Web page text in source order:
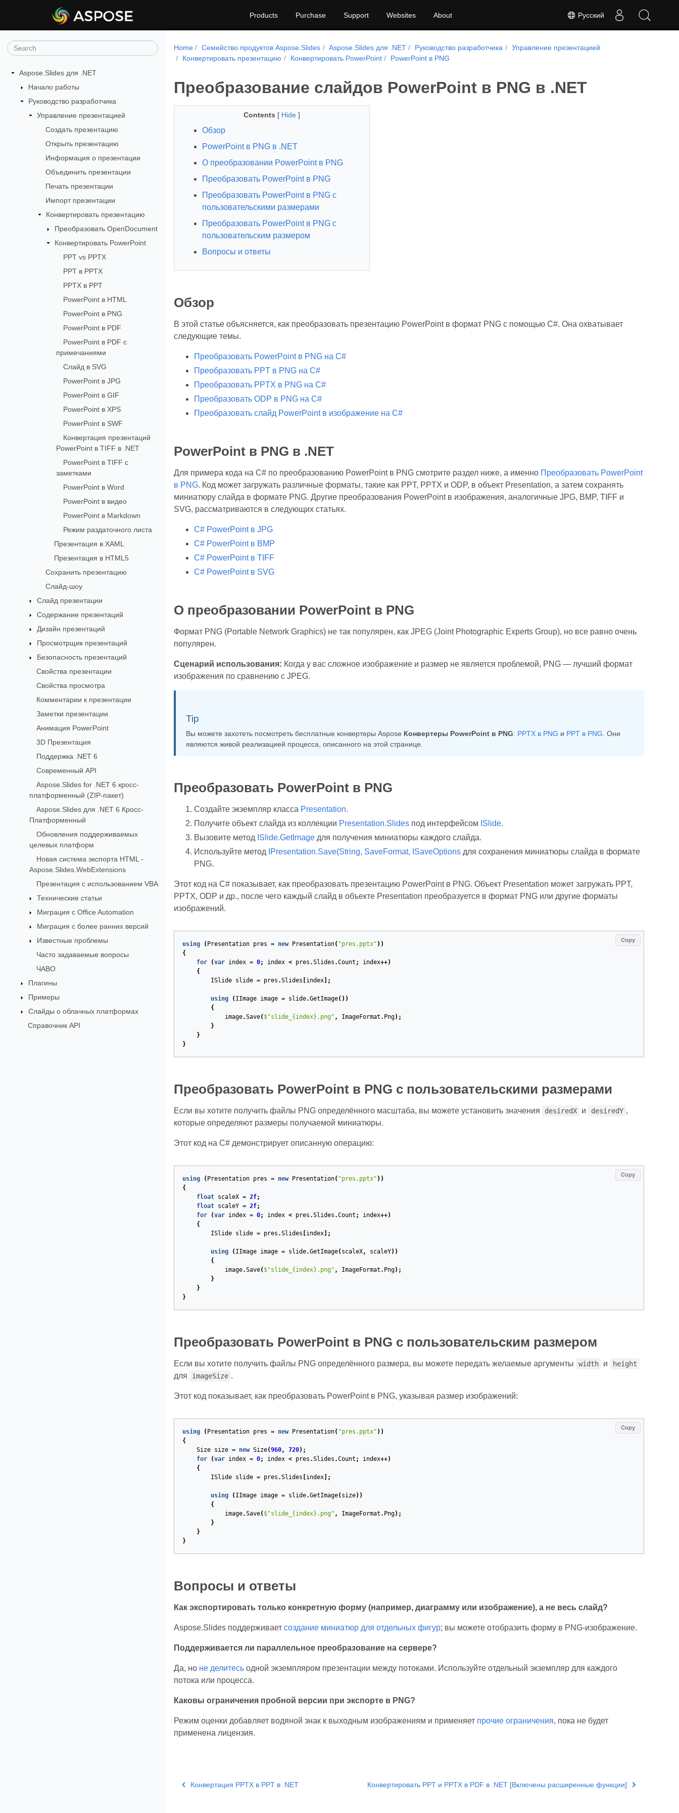
Русский
Products Purchase Support Websites About
Aspose.Slides для .NET
Начало работы
Руководство разработчика
Управление презентацией
Создать презентацию
Открыть презентацию
Информация о презентации
Объединить презентации
Печать презентации
Импорт презентации
Конвертировать презентацию
Преобразовать OpenDocument
Конвертировать PowerPoint
PPT vs PPTX
PPT в PPTX
PPTX в PPT
PowerPoint в HTML
PowerPoint в PNG
PowerPoint в PDF
PowerPoint в PDF с
примечаниями
Слайд в SVG
PowerPoint в JPG
PowerPoint в GIF
PowerPoint в XPS
PowerPoint в SWF
Конвертация презентаций
PowerPoint в TIFF в .NET
PowerPoint в TIFF с
заметками
PowerPoint в Word
PowerPoint в видео
PowerPoint в Markdown
Режим раздаточного листа
Презентация в XAML
Презентация в HTML5
Сохранить презентацию
Слайд-шоу
Слайд презентации
Содержание презентаций
Дизайн презентаций
Просмотрщик презентаций
Безопасность презентаций
Свойства презентации
Свойства просмотра
Комментарии к презентации
Заметки презентации
Анимация PowerPoint
3D Презентация
Поддержка .NET 6
Современный API
Aspose.Slides for .NET 6 кросс-
платформенный (ZIP-пакет)
Aspose.Slides для .NET 6 Кросс-
Платформенный
Обновления поддерживаемых
целевых платформ
Новая система экспорта HTML -
Aspose.Slides.WebExtensions
Презентация с использованием VBA
Технические статьи
Миграция с Office Automation
Миграция с более ранних версий
Известные проблемы
Часто задаваемые вопросы
ЧАВО
Плагины
Примеры
Слайды о облачных платформах
Справочник API
Home Семейство продуктов Aspose.Slides Aspose.Slides для .NET Руководство разработчика
Управление презентацией
Конвертировать презентацию
Конвертировать PowerPoint PowerPoint в PNG
Преобразование слайдов PowerPoint в PNG в .NET
Contents [ Hide ]
Обзор
PowerPoint в PNG в .NET
О преобразовании PowerPoint в PNG
Преобразовать PowerPoint в PNG
Преобразовать PowerPoint в PNG с
пользовательскими размерами
Преобразовать PowerPoint в PNG с
пользовательским размером
Вопросы и ответы
Обзор
В этой статье объясняется, как преобразовать презентацию PowerPoint в формат PNG с помощью C#. Она охватывает
следующие темы.
Преобразовать PowerPoint в PNG на C#
Преобразовать PPT в PNG на C#
Преобразовать PPTX в PNG на C#
Преобразовать ODP в PNG на C#
Преобразовать слайд PowerPoint в изображение на C#
PowerPoint в PNG в .NET
Для примера кода на C# по преобразованию PowerPoint в PNG смотрите раздел ниже, а именно Преобразовать PowerPoint
в PNG. Код может загружать различные форматы, такие как PPT, PPTX и ODP, в объект Presentation, а затем сохранять
миниатюру слайда в формате PNG. Другие преобразования PowerPoint в изображения, аналогичные JPG, BMP, TIFF и
SVG, рассматриваются в следующих статьях.
C# PowerPoint в JPG
C# PowerPoint в BMP
C# PowerPoint в TIFF
C# PowerPoint в SVG
О преобразовании PowerPoint в PNG
Формат PNG (Portable Network Graphics) не так популярен, как JPEG (Joint Photographic Experts Group), но все равно очень
популярен.
Сценарий использования: Когда у вас сложное изображение и размер не является проблемой, PNG — лучший формат
изображения по сравнению с JPEG.
Tip
Вы можете захотеть посмотреть бесплатные конвертеры Aspose Конвертеры PowerPoint в PNG: PPTX в PNG и PPT в PNG . Они
являются живой реализацией процесса, описанного на этой странице.
Преобразовать PowerPoint в PNG
Создайте экземпляр класса Presentation.
Получите объект слайда из коллекции Presentation.Slidesпод интерфейсом ISlide.
Вызовите метод ISlide.GetImageдля получения миниатюры каждого слайда.
Используйте метод
IPresentation.Save(String, SaveFormat, ISaveOptionsдля сохранения миниатюры слайда в формате
PNG.
Этот код на C# показывает, как преобразовать презентацию PowerPoint в PNG. Объект Presentation может загружать PPT,
PPTX, ODP и др., после чего каждый слайд в объекте Presentation преобразуется в формат PNG или другие форматы
изображений.
Copy
using ( Presentation pres = new Presentation( "pres.pptx" ))
{
for
(var index = 0; index < pres .Slides .Count ; index++)
{
ISlide
slide = pres .Slides index];
using ( IImage image = slide.GetImage())
{
image.Save( $"slide_{index}.png" , ImageFormat . Png);
}
}
}
Преобразовать PowerPoint в PNG с пользовательскими размерами
Если вы хотите получить файлы PNG определённого масштаба, вы можете установить значения desiredX и desiredY ,
которые определяют размеры получаемой миниатюры.
Этот код на C# демонстрирует описанную операцию:
Copy
using ( Presentation pres = new Presentation( "pres.pptx" ))
{
float
scaleX = 2f;
float
scaleY = 2f;
for
(var index = 0; index < pres .Slides .Count ; index++)
{
ISlide
slide = pres .Slides index];
using ( IImage image = slide.GetImage( scaleX, scaleY))
{
image.Save( $"slide_{index}.png" , ImageFormat . Png);
}
}
}
Преобразовать PowerPoint в PNG с пользовательским размером
Если вы хотите получить файлы PNG определённого размера, вы можете передать желаемые аргументы width и height
для imageSize .
Этот код показывает, как преобразовать PowerPoint в PNG, указывая размер изображений:
Copy
using ( Presentation pres = new Presentation( "pres.pptx" ))
{
Size
size = new Size(960, 720);
for
(var index = 0; index < pres .Slides .Count ; index++)
{
ISlide
slide = pres .Slides index];
using ( IImage image = slide.GetImage( size))
{
image.Save( $"slide_{index}.png" , ImageFormat . Png);
}
}
}
Вопросы и ответы
Как экспортировать только конкретную форму (например, диаграмму или изображение), а не весь слайд?
Aspose.Slides поддерживает создание миниатюр для отдельных фигур; вы можете отобразить форму в PNG‑изображение.
Поддерживается ли параллельное преобразование на сервере?
Да, но не делитесьодной экземпляром презентации между потоками. Используйте отдельный экземпляр для каждого
потока или процесса.
Каковы ограничения пробной версии при экспорте в PNG?
Режим оценки добавляет водяной знак к выходным изображениям и применяет прочие ограничения, пока не будет
применена лицензия.
Конвертация PPTX в PPT в .NET Конвертировать PPT и PPTX в PDF в .NET [Включены расширенные функции]